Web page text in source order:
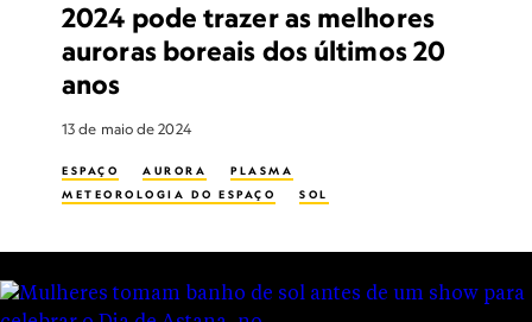
2024 pode trazer as melhores
auroras boreais dos últimos 20
anos
13 de maio de 2024
ESPAÇO AURORA
PLASMA
METEOROLOGIA DO ESPAÇO
SOL